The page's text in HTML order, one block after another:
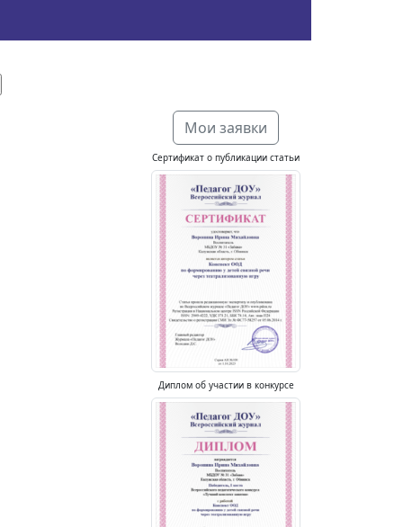
Мои заявки
Сертификат о публикации статьи
Диплом об участии в конкурсе